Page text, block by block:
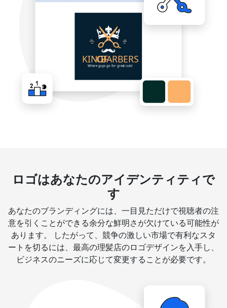
ロゴはあなたのアイデンティティで
す
あなたのブランディングには、一目見ただけで視聴者の注
意を引くことができる余分な鮮明さが欠けている可能性が
あります。 したがって、競争の激しい市場で有利なスタ
ートを切るには、最高の理髪店のロゴデザインを入手し、
ビジネスのニーズに応じて変更することが必要です。